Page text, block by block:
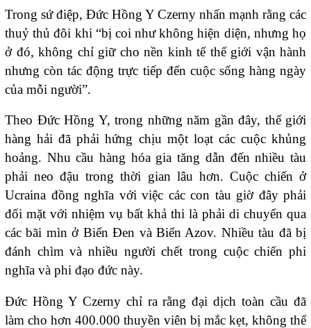
Trong sứ điệp, Đức Hồng Y Czerny nhấn mạnh rằng các
thuỷ thủ đôi khi “bị coi như không hiện diện, nhưng họ
ở đó, không chỉ giữ cho nền kinh tế thế giới vận hành
nhưng còn tác động trực tiếp đến cuộc sống hàng ngày
của mỗi người”.
Theo Đức Hồng Y, trong những năm gần đây, thế giới
hàng hải đã phải hứng chịu một loạt các cuộc khủng
hoảng. Nhu cầu hàng hóa gia tăng dẫn đến nhiều tàu
phải neo đậu trong thời gian lâu hơn. Cuộc chiến ở
Ucraina đồng nghĩa với việc các con tàu giờ đây phải
đối mặt với nhiệm vụ bất khả thi là phải di chuyển qua
các bãi mìn ở Biển Đen và Biển Azov. Nhiều tàu đã bị
đánh chìm và nhiều người chết trong cuộc chiến phi
nghĩa và phi đạo đức này.
Đức Hồng Y Czerny chỉ ra rằng đại dịch toàn cầu đã
làm cho hơn 400.000 thuyền viên bị mắc kẹt, không thể